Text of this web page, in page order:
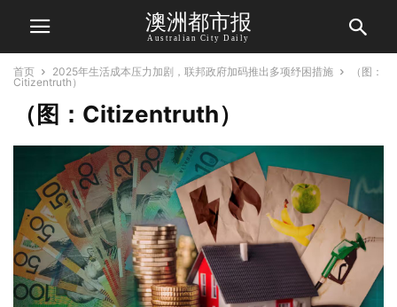
澳洲都市报
Australian City Daily
首页 2025年生活成本压力加剧，联邦政府加码推出多项纾困措施
（图：
Citizentruth）
（图：Citizentruth）